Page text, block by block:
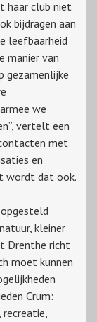
haar club niet
bijdragen aan
leefbaarheid
manier van
gezamenlijke
we
vertelt een
met
en
wordt dat ook.
kleiner
Drenthe richt
moet kunnen
Crum:
recreatie,